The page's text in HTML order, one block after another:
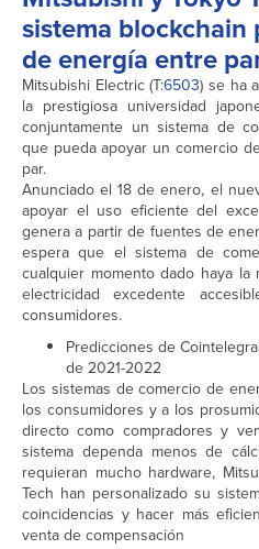
sistema blockchain
de energía entre
Mitsubishi Electric (T:6503) se ha
la prestigiosa universidad
conjuntamente un sistema de
que pueda apoyar un comercio
par.
Anunciado el 18 de enero, el
apoyar el uso eficiente del
genera a partir de fuentes de
espera que el sistema de
cualquier momento dado haya la
electricidad excedente
consumidores.
Predicciones de
de 2021-2022
Los sistemas de comercio de
los consumidores y a los
directo como compradores y
sistema dependa menos de
requieran mucho hardware,
Tech han personalizado su
coincidencias y hacer más
venta de compensación